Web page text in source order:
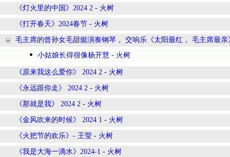
《灯火里的中国》2024 2 - 火树
《打开春天》2024春节 - 火树
毛主席的曾孙女毛甜懿演奏钢琴， 交响乐《太阳最红， 毛主席最亲
小姑娘长得很像杨开慧 - 火树
《原来我这么爱你》 2024 2 - 火树
《永远跟你走》 2024 2 - 火树
《那就是我》 2024 2 - 火树
《金风吹来的时候》 2024 1 - 火树
《火把节的欢乐》- 王莹 - 火树
《我是大海一滴水》2024-1 - 火树